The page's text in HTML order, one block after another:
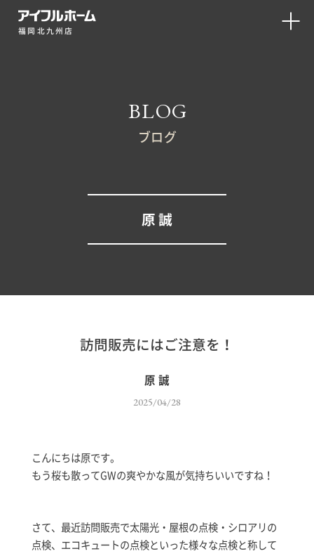
福岡北九州店
BLOG
ブログ
原 誠
訪問販売にはご注意を！
原 誠
2025/04/28
こんにちは原です。
もう桜も散ってGWの爽やかな風が気持ちいいですね！
さて、最近訪問販売で太陽光・屋根の点検・シロアリの
点検、エコキュートの点検といった様々な点検と称して